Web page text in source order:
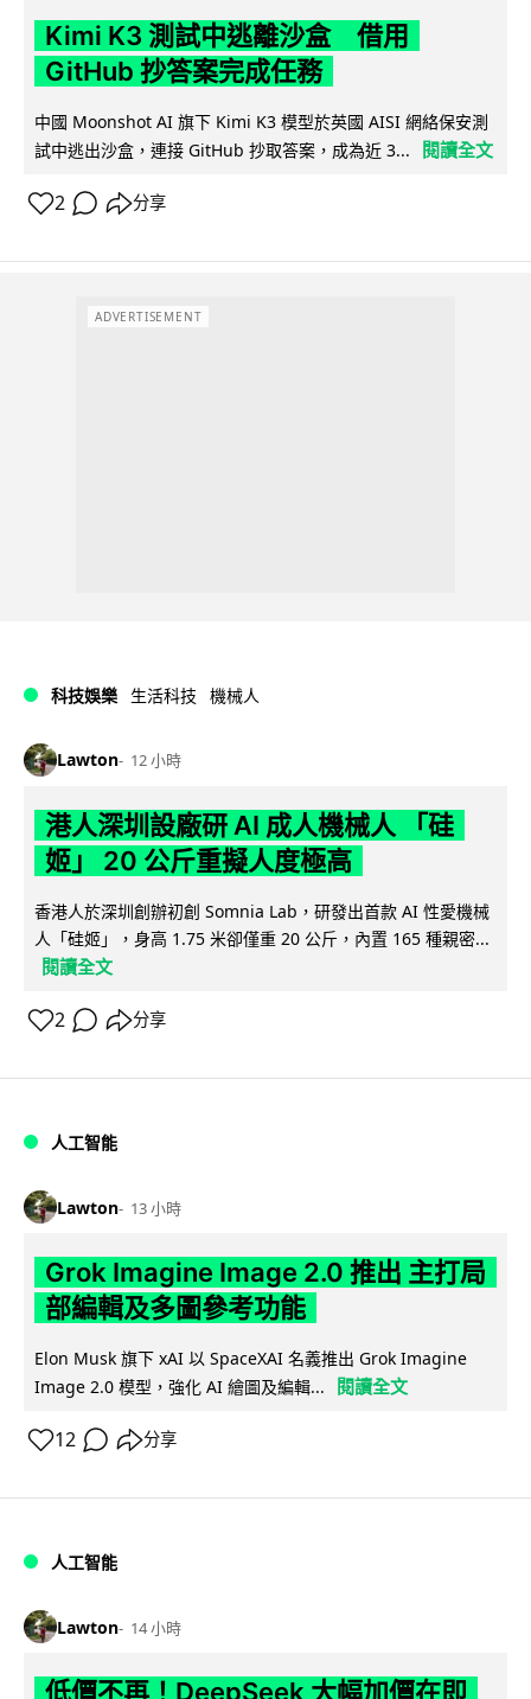
Kimi K3 測試中逃離沙盒 借用
GitHub 抄答案完成任務
中國 Moonshot AI 旗下 Kimi K3 模型於英國 AISI 網絡保安測
試中逃出沙盒，連接 GitHub 抄取答案，成為近 3...
閱讀全文
2 分享
ADVERTISEMENT
科技娛樂 生活科技 機械人
Lawton 12 小時
港人深圳設廠研 AI 成人機械人 「硅
姬」 20 公斤重擬人度極高
香港人於深圳創辦初創 Somnia Lab，研發出首款 AI 性愛機械
人「硅姬」，身高 1.75 米卻僅重 20 公斤，內置 165 種親密...
閱讀全文
2 分享
人工智能
Lawton 13 小時
Grok Imagine Image 2.0 推出 主打局
部編輯及多圖參考功能
Elon Musk 旗下 xAI 以 SpaceXAI 名義推出 Grok Imagine
Image 2.0 模型，強化 AI 繪圖及編輯...
閱讀全文
12 分享
人工智能
Lawton 14 小時
低價不再！DeepSeek 大幅加價在即